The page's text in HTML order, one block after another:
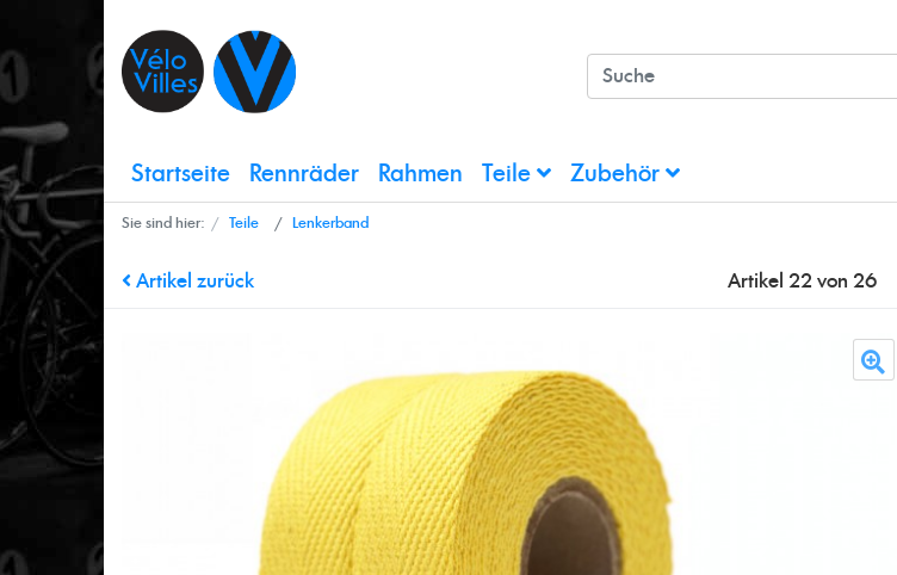
Startseite Rennräder Rahmen Teile Zubehör
Sie sind hier: Teile Lenkerband
Artikel zurück Artikel 22 von 26